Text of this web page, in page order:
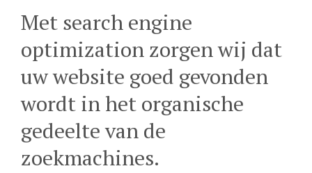
Met search engine
optimization zorgen wij dat
uw website goed gevonden
wordt in het organische
gedeelte van de
zoekmachines.